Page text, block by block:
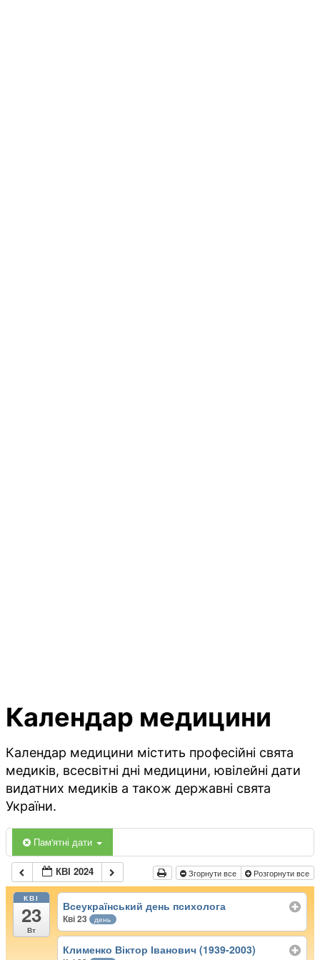
Календар медицини
Календар медицини містить професійні свята
медиків, всесвітні дні медицини, ювілейні дати
видатних медиків а також державні свята
України.
Пам'ятні дати
КВІ 2024 Згорнути все Розгорнути все
КВІ
23
Вт
Всеукраїнський день психолога
Кві 23 день
Клименко Віктор Іванович (1939-2003)